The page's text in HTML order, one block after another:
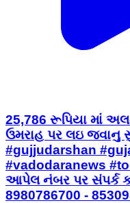
25,786 રૂપિયા માં
ઉમરાહ પર લઇ
#gujjudarshan
#vadodaranews
આપેલ નંબર પર સંપર્ક
8980786700 -